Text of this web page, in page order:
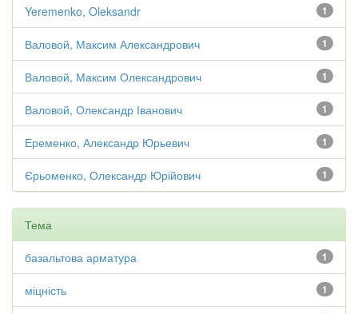
1
Yeremenko, Oleksandr
1
Валовой, Максим Александрович
1
Валовой, Максим Олександрович
1
Валовой, Олександр Іванович
1
Еременко, Александр Юрьевич
1
Єрьоменко, Олександр Юрійович
Тема
1
базальтова арматура
1
міцність